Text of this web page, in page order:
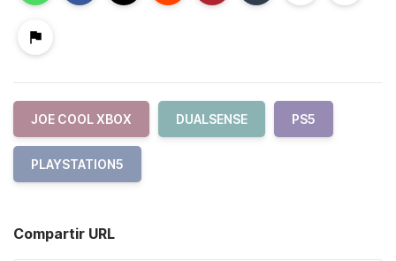
JOE COOL XBOX DUALSENSE PS5
PLAYSTATION5
Compartir URL